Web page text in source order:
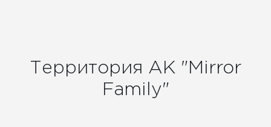
Территория АК "Mirror
Family"